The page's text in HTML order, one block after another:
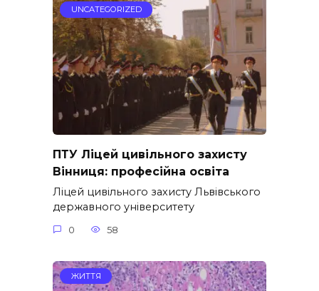
UNCATEGORIZED
ПТУ Ліцей цивільного захисту
Вінниця: професійна освіта
Ліцей цивільного захисту Львівського
державного університету
0 58
ЖИТТЯ